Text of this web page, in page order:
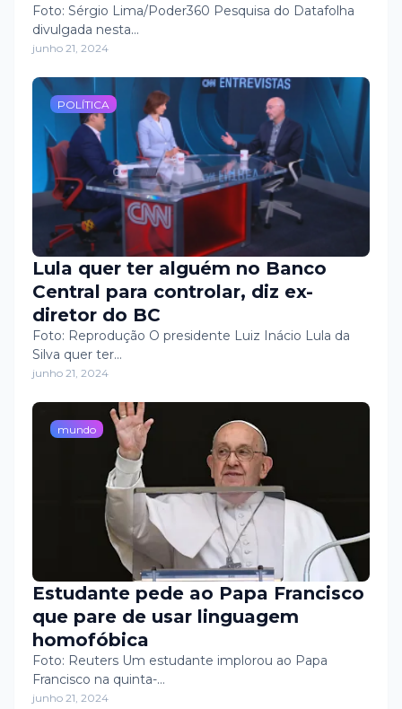
Foto: Sérgio Lima/Poder360 Pesquisa do Datafolha
divulgada nesta…
junho 21, 2024
POLÍTICA
Lula quer ter alguém no Banco
Central para controlar, diz ex-
diretor do BC
Foto: Reprodução O presidente Luiz Inácio Lula da
Silva quer ter…
junho 21, 2024
mundo
Estudante pede ao Papa Francisco
que pare de usar linguagem
homofóbica
Foto: Reuters Um estudante implorou ao Papa
Francisco na quinta-…
junho 21, 2024